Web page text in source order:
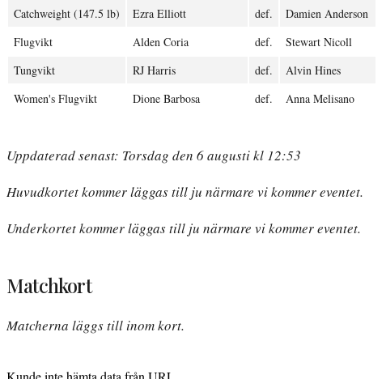
Catchweight (147.5 lb) Ezra Elliott def.
Damien Anderson
Flugvikt
Alden Coria def.
Stewart Nicoll
Tungvikt
RJ Harris def.
Alvin Hines
Women's Flugvikt
Dione Barbosa def. Anna Melisano
Uppdaterad senast: Torsdag den 6 augusti kl 12:53
Huvudkortet kommer läggas till ju närmare vi kommer eventet.
Underkortet kommer läggas till ju närmare vi kommer eventet.
Matchkort
Matcherna läggs till inom kort.